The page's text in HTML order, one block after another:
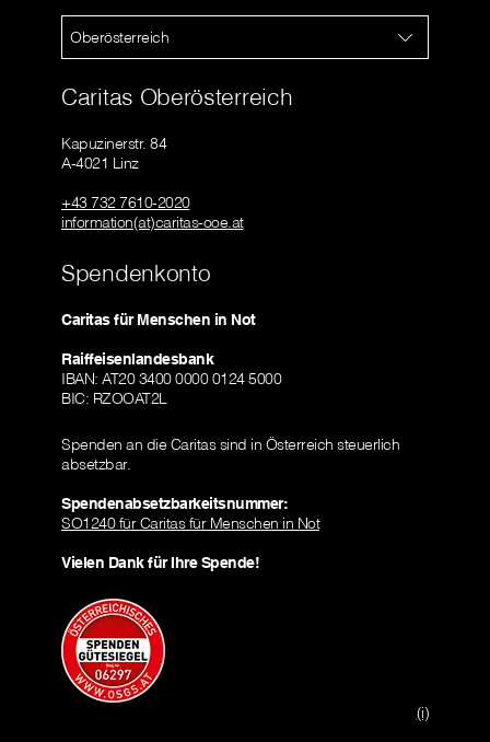
Oberösterreich
Caritas Oberösterreich
Kapuzinerstr. 84
A-4021 Linz
+43 732 7610-2020
information(at)caritas-ooe.at
Spendenkonto
Caritas für Menschen in Not
Raiffeisenlandesbank
IBAN: AT20 3400 0000 0124 5000
BIC: RZOOAT2L
Spenden an die Caritas sind in Österreich steuerlich
absetzbar.
Spendenabsetzbarkeitsnummer:
SO1240 für Caritas für Menschen in Not
Vielen Dank für Ihre Spende!
(i)